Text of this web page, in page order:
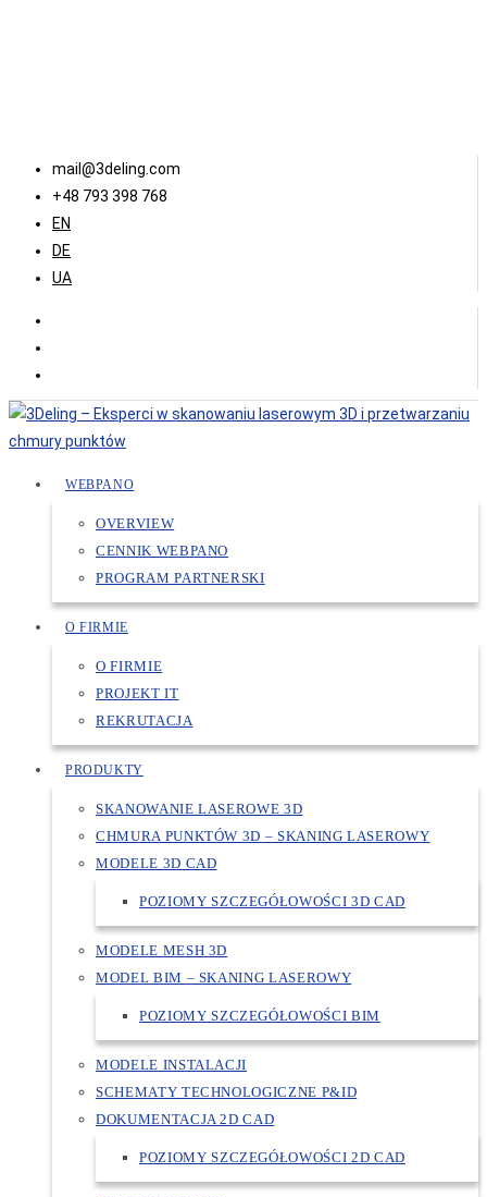
mail@3deling.com
+48 793 398 768
EN
DE
UA
WEBPANO
OVERVIEW
CENNIK WEBPANO
PROGRAM PARTNERSKI
O FIRMIE
O FIRMIE
PROJEKT IT
REKRUTACJA
PRODUKTY
SKANOWANIE LASEROWE 3D
CHMURA PUNKTÓW 3D – SKANING LASEROWY
MODELE 3D CAD
POZIOMY SZCZEGÓŁOWOŚCI 3D CAD
MODELE MESH 3D
MODEL BIM – SKANING LASEROWY
POZIOMY SZCZEGÓŁOWOŚCI BIM
MODELE INSTALACJI
SCHEMATY TECHNOLOGICZNE P&ID
DOKUMENTACJA 2D CAD
POZIOMY SZCZEGÓŁOWOŚCI 2D CAD